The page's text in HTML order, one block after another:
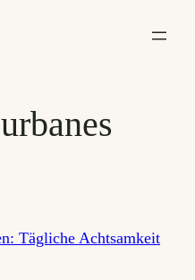
urbanes